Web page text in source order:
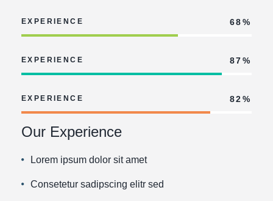
EXPERIENCE 68%
EXPERIENCE 87%
EXPERIENCE 82%
Our Experience
Lorem ipsum dolor sit amet
Consetetur sadipscing elitr sed